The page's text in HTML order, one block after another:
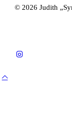
© 2026 Judith